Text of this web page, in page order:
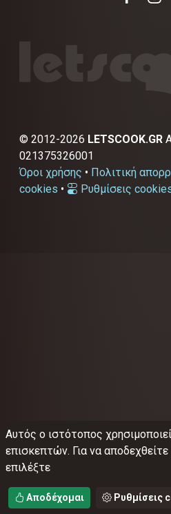
© 2012-2026 LETSCOOK.GR
021375326001
Όροι χρήσης • Πολιτική
cookies • Ρυθμίσεις
Αυτός ο ιστότοπος
επισκεπτών. Για να
επιλέξτε
Αποδέχομαι Ρυθμίσεις